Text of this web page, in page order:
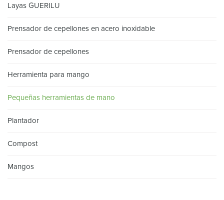
Layas GUERILU
Prensador de cepellones en acero inoxidable
Prensador de cepellones
Herramienta para mango
Pequeñas herramientas de mano
Plantador
Compost
Mangos